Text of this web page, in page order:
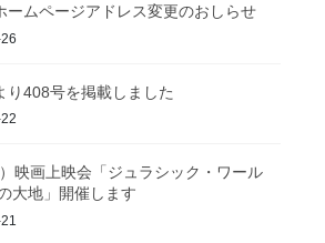
ームページアドレス変更のおしらせ
り408号を掲載しました
映画上映会「ジュラシック・ワール
大地」開催します